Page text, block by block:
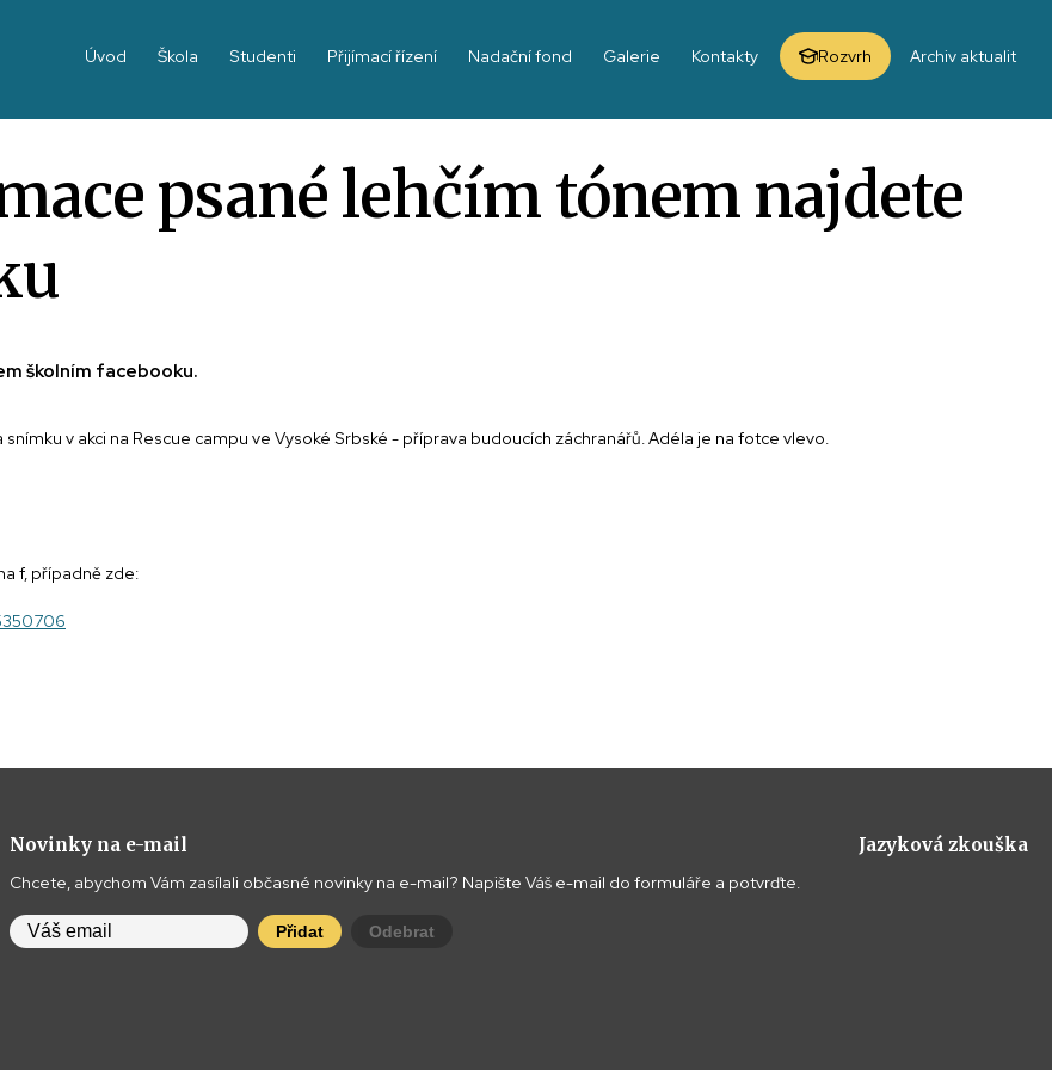
Úvod Škola Studenti Přijímací řízení Nadační fond Galerie Kontakty Rozvrh Archiv aktualit
psané lehčím tónem najdete
školním facebooku.
v akci na Rescue campu ve Vysoké Srbské - příprava budoucích záchranářů. Adéla je na fotce vlevo.
f, případně zde:
Novinky na e-mail
Chcete, abychom Vám zasílali občasné novinky na e-mail? Napište Váš e-mail do formuláře a potvrďte.
Přidat Odebrat
Jazyková zkouška